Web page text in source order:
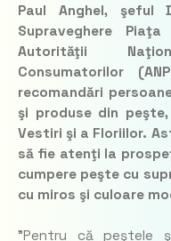
Paul Anghel, şeful
Supraveghere
Autorităţii
Consumatorilor
recomandări
şi produse din
Vestiri şi a Floriilor.
să fie atenţi la
cumpere peşte cu
cu miros şi culoare
”Pentru că peştele